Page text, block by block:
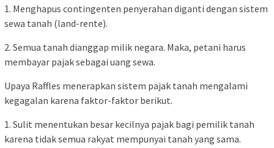
1. Menghapus contingenten penyerahan diganti dengan sistem
sewa tanah (land-rente).
2. Semua tanah dianggap milik negara. Maka, petani harus
membayar pajak sebagai uang sewa.
Upaya Raffles menerapkan sistem pajak tanah mengalami
kegagalan karena faktor-faktor berikut.
1. Sulit menentukan besar kecilnya pajak bagi pemilik tanah
karena tidak semua rakyat mempunyai tanah yang sama.